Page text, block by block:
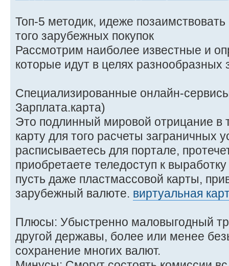
Топ-5 методик, идеже
того зарубежных покупок
Рассмотрим наиболее известные и
которые идут в целях разнообразных
Специализированные онлайн-
Зарплата.карта)
Это подлинный мировой отрицание в
карту для того расчеты заграничных
расписываетесь для портале,
приобретаете теледоступ к
пусть даже пластмассовой карты,
зарубежный валюте. виртуальная
Плюсы: Убыстренно маловыгодный
другой державы, более или менее
сохранение многих валют.